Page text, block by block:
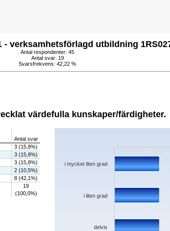
- verksamhetsförlagd utbildning
Antal respondenter: 45
Antal svar: 19
Svarsfrekvens: 42,22 %
värdefulla kunskaper/färdigheter.
Antal svar
3 (15,8%)
3 (15,8%)
3 (15,8%)
2 (10,5%)
8 (42,1%)
19
(100,0%)
Chart
The chart has 1 X axis displaying categories.
The chart has 1 Y axis displaying values. Data
delvis
i liten grad
i mycket liten grad